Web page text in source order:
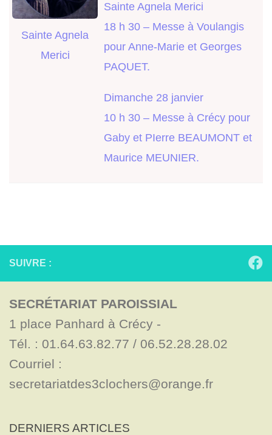
Sainte Agnela
Merici
Sainte Agnela Merici
18 h 30 – Messe à Voulangis
pour Anne-Marie et Georges
PAQUET.
Dimanche 28 janvier
10 h 30 – Messe à Crécy pour
Gaby et PIerre BEAUMONT et
Maurice MEUNIER.
SUIVRE :
SECRÉTARIAT PAROISSIAL
1 place Panhard à Crécy -
Tél. : 01.64.63.82.77 / 06.52.28.28.02
Courriel :
secretariatdes3clochers@orange.fr
DERNIERS ARTICLES